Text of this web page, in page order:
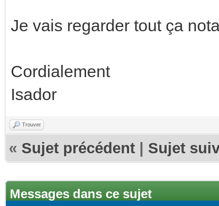
Je vais regarder tout ça
Cordialement
Isador
Trouver
« Sujet précédent Sujet
Messages dans ce sujet